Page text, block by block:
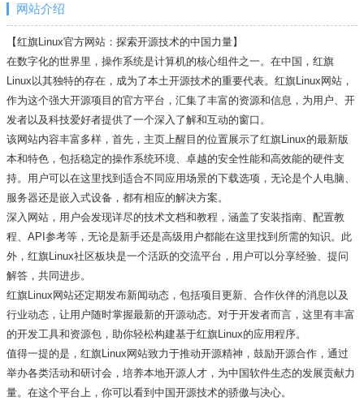
网站介绍
【红旗Linux官方网站：探索开源技术的中国力量】
在数字化的世界里，操作系统是计算机的核心组件之一。在中国，红旗
Linux以其独特的存在，成为了本土开源技术的重要代表。红旗Linux网站，
作为这个强大开源项目的官方平台，汇集了丰富的资源和信息，为用户、开
发者以及科技爱好者提供了一个深入了解和互动的窗口。
该网站内容丰富多样，首先，主页上醒目的位置展示了红旗Linux的最新版
本和特色，包括稳定的操作系统环境、卓越的安全性能和高效能的硬件支
持。用户可以在这里找到适合不同应用场景的下载选项，无论是个人电脑、
服务器还是嵌入式设备，都有相应的解决方案。
深入网站，用户会发现详尽的技术文档和教程，涵盖了安装指南、配置教
程、API参考等，无论是新手还是高级用户都能在这里找到所需的知识。此
外，红旗Linux社区板块是一个活跃的交流平台，用户可以分享经验、提问
解答，共同进步。
红旗Linux网站还定期发布新闻动态，包括项目更新、合作伙伴的消息以及
行业动态，让用户随时掌握最新的开源动态。对于开发者而言，这里有丰富
的开发工具和资源包，助你轻松构建基于红旗Linux的应用程序。
值得一提的是，红旗Linux网站致力于推动开源精神，鼓励开源合作，通过
举办各类活动和研讨会，培养本地开源人才，为中国软件生态的发展贡献力
量。在这个平台上，你可以看到中国开源技术的骄傲与决心。